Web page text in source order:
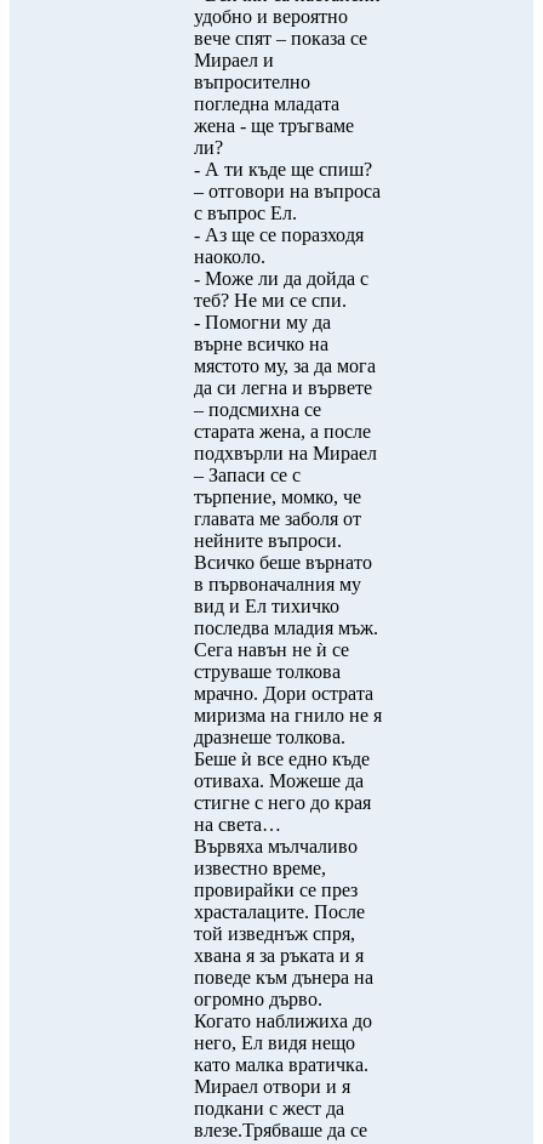
удобно и вероятно
вече спят – показа се
Мираел и
въпросително
погледна младата
жена - ще тръгваме
ли?
- А ти къде ще спиш?
– отговори на въпроса
с въпрос Ел.
- Аз ще се поразходя
наоколо.
- Може ли да дойда с
теб? Не ми се спи.
- Помогни му да
върне всичко на
мястото му, за да мога
да си легна и вървете
– подсмихна се
старата жена, а после
подхвърли на Мираел
– Запаси се с
търпение, момко, че
главата ме заболя от
нейните въпроси.
Всичко беше върнато
в първоначалния му
вид и Ел тихичко
последва младия мъж.
Сега навън не ѝ се
струваше толкова
мрачно. Дори острата
миризма на гнило не я
дразнеше толкова.
Беше ѝ все едно къде
отиваха. Можеше да
стигне с него до края
на света…
Вървяха мълчаливо
известно време,
провирайки се през
храсталаците. После
той изведнъж спря,
хвана я за ръката и я
поведе към дънера на
огромно дърво.
Когато наближиха до
него, Ел видя нещо
като малка вратичка.
Мираел отвори и я
подкани с жест да
влезе.Трябваше да се